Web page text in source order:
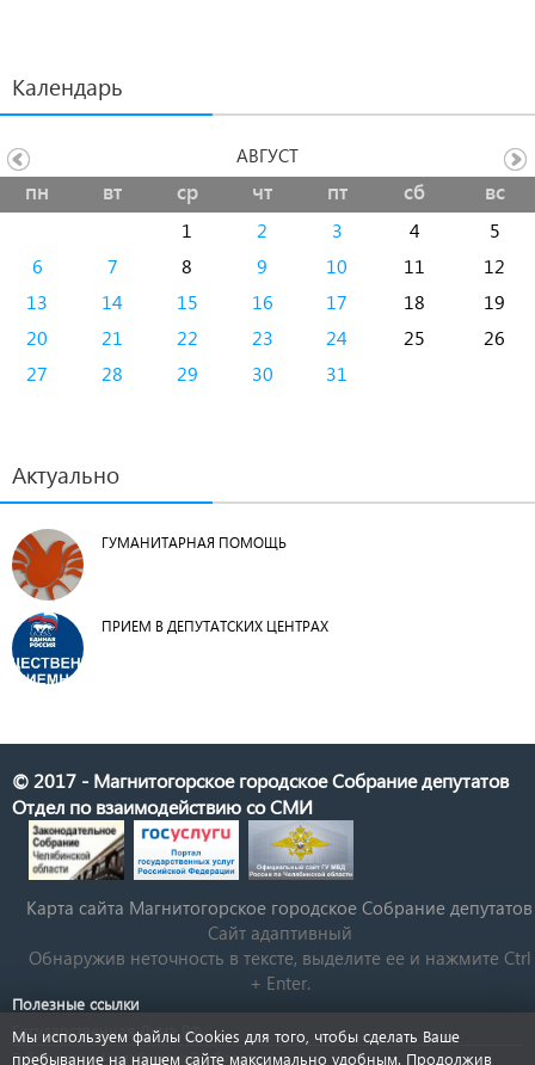
Календарь
пн вт ср чт пт сб вс
1 2 3 4
5
6
7 8 9 10 11
12
13
14 15 16 17 18
19
20
21 22 23 24 25
26
27
28 29 30 31
АВГУСТ
Актуально
ГУМАНИТАРНАЯ ПОМОЩЬ
ПРИЕМ В ДЕПУТАТСКИХ ЦЕНТРАХ
© 2017 - Магнитогорское городское Собрание депутатов
Отдел по взаимодействию со СМИ
Карта сайта Магнитогорское городское Cобрание депутатов
Сайт адаптивный
Обнаружив неточность в тексте, выделите ее и нажмите Ctrl
+ Enter.
Полезные ссылки
Государственная Дума РФ
Губернатор Челябинской области
Мы используем файлы Cookies для того, чтобы сделать Ваше
пребывание на нашем сайте максимально удобным. Продолжив